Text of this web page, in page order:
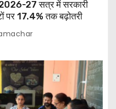
27 सत्र में सरकारी
पर 17.4% तक बढ़ोतरी